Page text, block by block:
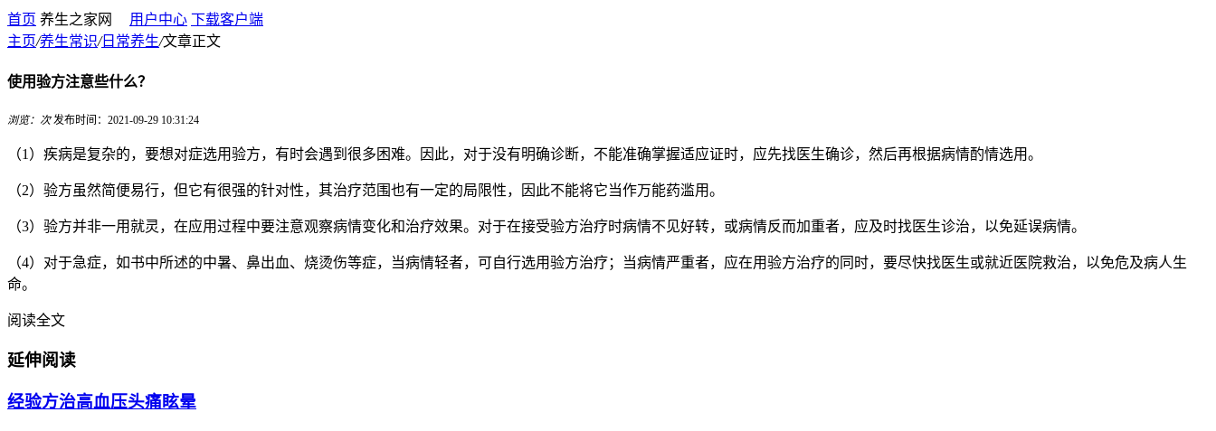
首页 养生之家网 用户中心 下载客户端
主页/养生常识/日常养生/文章正文
使用验方注意些什么？
浏览： 次 发布时间：2021-09-29 10:31:24
（1）疾病是复杂的，要想对症选用验方，有时会遇到很多困难。因此，对于没有明确诊断，不能准确掌握适应证时，应先找医生确诊，然后再根据病情酌情选用。
（2）验方虽然简便易行，但它有很强的针对性，其治疗范围也有一定的局限性，因此不能将它当作万能药滥用。
（3）验方并非一用就灵，在应用过程中要注意观察病情变化和治疗效果。对于在接受验方治疗时病情不见好转，或病情反而加重者，应及时找医生诊治，以免延误病情。
（4）对于急症，如书中所述的中暑、鼻出血、烧烫伤等症，当病情轻者，可自行选用验方治疗；当病情严重者，应在用验方治疗的同时，要尽快找医生或就近医院救治，以免危及病人生
命。
阅读全文
延伸阅读
经验方治高血压头痛眩晕